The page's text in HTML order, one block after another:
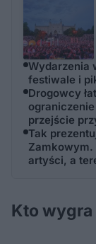
Wydarzenia
festiwale i
Drogowcy
przejście
Tak
Zamkowym.
artyści, a
Kto